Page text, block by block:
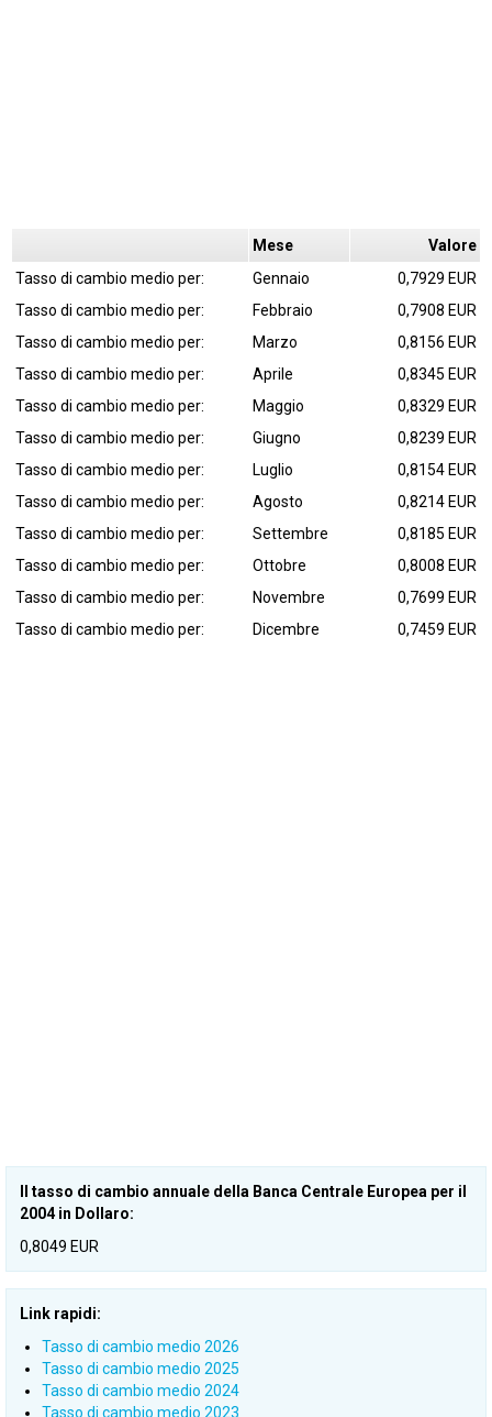
Mese
Valore
Tasso di cambio medio per:
Gennaio
0,7929 EUR
Tasso di cambio medio per:
Febbraio
0,7908 EUR
Tasso di cambio medio per:
Marzo
0,8156 EUR
Tasso di cambio medio per:
Aprile
0,8345 EUR
Tasso di cambio medio per:
Maggio
0,8329 EUR
Tasso di cambio medio per:
Giugno
0,8239 EUR
Tasso di cambio medio per:
Luglio
0,8154 EUR
Tasso di cambio medio per:
Agosto
0,8214 EUR
Tasso di cambio medio per:
Settembre
0,8185 EUR
Tasso di cambio medio per:
Ottobre
0,8008 EUR
Tasso di cambio medio per:
Novembre
0,7699 EUR
Tasso di cambio medio per:
Dicembre 0,7459 EUR
Il tasso di cambio annuale della Banca Centrale Europea per il
2004 in Dollaro:
0,8049 EUR
Link rapidi:
Tasso di cambio medio 2026
Tasso di cambio medio 2025
Tasso di cambio medio 2024
Tasso di cambio medio 2023